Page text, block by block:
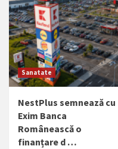
Sanatate
NestPlus semnează cu
Exim Banca
Românească o
finanțare d …